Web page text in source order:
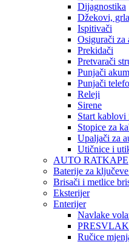
Dijagnostika
Džekovi,
Ispitivači
Osigurači za
Prekidači
Pretvarači
Punjači
Punjači
Releji
Sirene
Start kablovi
Stopice za
Upaljači za
Utičnice i
AUTO RATKAPE
Baterije za
Brisači i metlice
Eksterijer
Enterijer
Navlake
Ručice